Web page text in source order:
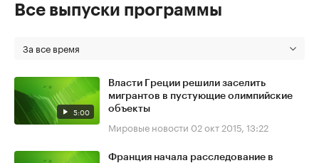
Все выпуски программы
За все время
5:00
Власти Греции решили заселить
мигрантов в пустующие олимпийские
объекты
Мировые новости 02 окт 2015, 13:22
Франция начала расследование в